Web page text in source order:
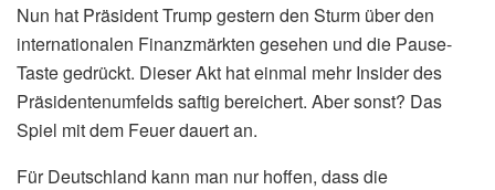
Nun hat Präsident Trump gestern den Sturm über den
internationalen Finanzmärkten gesehen und die Pause-
Taste gedrückt. Dieser Akt hat einmal mehr Insider des
Präsidentenumfelds saftig bereichert. Aber sonst? Das
Spiel mit dem Feuer dauert an.
Für Deutschland kann man nur hoffen, dass die